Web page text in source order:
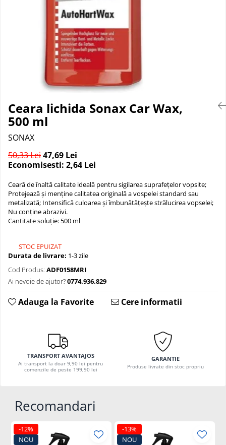
Organizatoare auto
Parasolare si jaluzele
Suporturi bauturi
Tratament Hidrofob
Ceara lichida Sonax Car Wax,
500 ml
SONAX
50,33 Lei47,69 Lei
Economisesti: 2,64 Lei
Ceară de înaltă calitate ideală pentru sigilarea suprafețelor vopsite;
Protejează și menține calitatea originală a vospelei standard sau
metalizată; Intensifică culoarea și îmbunătățește strălucirea vopselei;
Nu conține abrazivi.
Cantitate soluție: 500 ml
STOC EPUIZAT
Durata de livrare: 1-3 zile
Cod Produs: ADF0158MRI
Ai nevoie de ajutor?0774.936.829
Adauga la Favorite Cere informatii
TRANSPORT AVANTAJOS
Ai transport la doar 9,90 lei pentru
comenzile de peste 199,90 lei
GARANTIE
Produse livrate din stoc propriu
Recomandari
-12%
NOU
-13%
NOU